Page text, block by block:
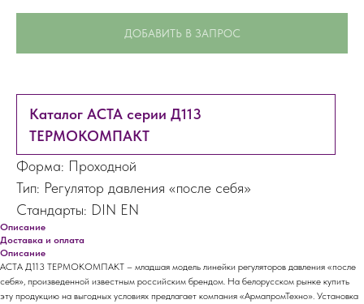
ДОБАВИТЬ В ЗАПРОС
Каталог АСТА серии Д113
ТЕРМОКОМПАКТ
Форма: Проходной
Тип: Регулятор давления «после себя»
Стандарты: DIN EN
Описание
Доставка и оплата
Описание
АСТА Д113 ТЕРМОКОМПАКТ – младшая модель линейки регуляторов давления «после
себя», произведенной известным российским брендом. На белорусском рынке купить
эту продукцию на выгодных условиях предлагает компания «АрмапромТехно». Установка